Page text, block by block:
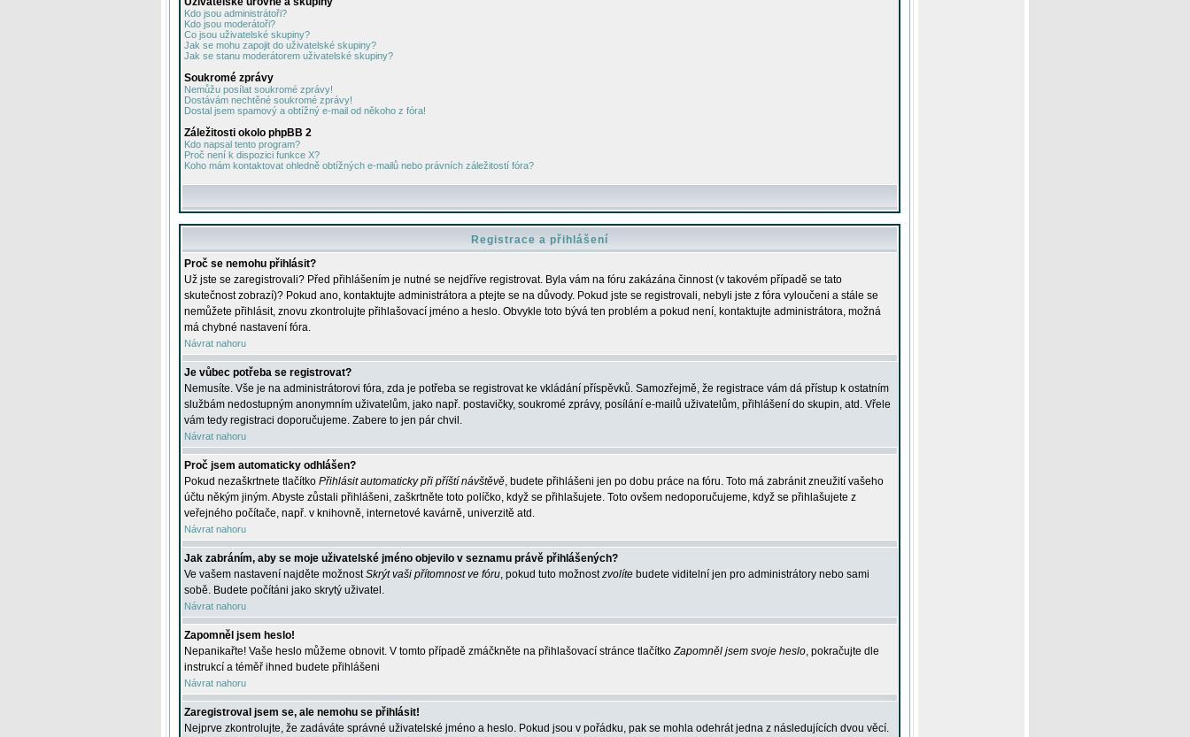
Kdo jsou administrátoři?
Kdo jsou moderátoři?
Co jsou uživatelské skupiny?
Jak se mohu zapojit do uživatelské skupiny?
Jak se stanu moderátorem uživatelské skupiny?
Soukromé zprávy
Nemůžu posílat soukromé zprávy!
Dostávám nechtěné soukromé zprávy!
Dostal jsem spamový a obtížný e-mail od někoho z fóra!
Záležitosti okolo phpBB 2
Kdo napsal tento program?
Proč není k dispozici funkce X?
Koho mám kontaktovat ohledně obtížných e-mailů nebo právních záležitostí fóra?
Registrace a přihlášení
Proč se nemohu přihlásit?
Už jste se zaregistrovali? Před přihlášením je nutné se nejdříve registrovat. Byla vám na fóru zakázána činnost (v takovém případě se tato
skutečnost zobrazí)? Pokud ano, kontaktujte administrátora a ptejte se na důvody. Pokud jste se registrovali, nebyli jste z fóra vyloučeni a stále se
nemůžete přihlásit, znovu zkontrolujte přihlašovací jméno a heslo. Obvykle toto bývá ten problém a pokud není, kontaktujte administrátora, možná
má chybné nastavení fóra.
Návrat nahoru
Je vůbec potřeba se registrovat?
Nemusíte. Vše je na administrátorovi fóra, zda je potřeba se registrovat ke vkládání příspěvků. Samozřejmě, že registrace vám dá přístup k ostatním
službám nedostupným anonymním uživatelům, jako např. postavičky, soukromé zprávy, posílání e-mailů uživatelům, přihlášení do skupin, atd. Vřele
vám tedy registraci doporučujeme. Zabere to jen pár chvil.
Návrat nahoru
Proč jsem automaticky odhlášen?
Pokud nezaškrtnete tlačítko Přihlásit automaticky při příští návštěvě, budete přihlášeni jen po dobu práce na fóru. Toto má zabránit zneužití vašeho
účtu někým jiným. Abyste zůstali přihlášeni, zaškrtněte toto políčko, když se přihlašujete. Toto ovšem nedoporučujeme, když se přihlašujete z
veřejného počítače, např. v knihovně, internetové kavárně, univerzitě atd.
Návrat nahoru
Jak zabráním, aby se moje uživatelské jméno objevilo v seznamu právě přihlášených?
Ve vašem nastavení najděte možnostSkrýt vaši přítomnost ve fóru, pokud tuto možnostzvolíte budete viditelní jen pro administrátory nebo sami
sobě. Budete počítáni jako skrytý uživatel.
Návrat nahoru
Zapomněl jsem heslo!
Nepanikařte! Vaše heslo můžeme obnovit. V tomto případě zmáčkněte na přihlašovací stránce tlačítkoZapomněl jsem svoje heslo, pokračujte dle
instrukcí a téměř ihned budete přihlášeni
Návrat nahoru
Zaregistroval jsem se, ale nemohu se přihlásit!
Nejprve zkontrolujte, že zadáváte správné uživatelské jméno a heslo. Pokud jsou v pořádku, pak se mohla odehrát jedna z následujících dvou věcí.